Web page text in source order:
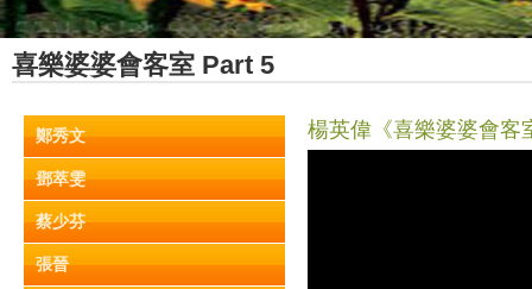
喜樂婆婆會客室 Part 5
鄭秀文
鄧萃雯
蔡少芬
張晉
楊英偉《喜樂婆婆會客